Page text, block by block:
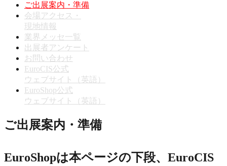
ご出展案内・準備
会場アクセス・
現地情報
業界メッセ一覧
出展者アンケート
お問い合わせ
EuroCIS公式
ウェブサイト（英語）
EuroShop公式
ウェブサイト（英語）
ご出展案内・準備
EuroShopは本ページの下段、EuroCIS